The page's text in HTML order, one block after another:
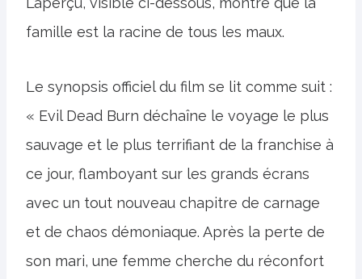
famille est la racine de tous les maux.
Le synopsis officiel du film se lit comme suit :
« Evil Dead Burn déchaîne le voyage le plus
sauvage et le plus terrifiant de la franchise à
ce jour, flamboyant sur les grands écrans
avec un tout nouveau chapitre de carnage
et de chaos démoniaque. Après la perte de
son mari, une femme cherche du réconfort